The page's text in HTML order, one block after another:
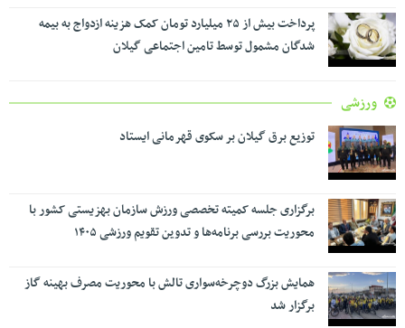
پرداخت بیش از ۲۵ میلیارد تومان کمک هزینه ازدواج به بیمه
شدگان مشمول توسط تامین اجتماعی گیلان
ورزشی
توزیع برق گیلان بر سکوی قهرمانی ایستاد
برگزاری جلسه کمیته تخصصی ورزش سازمان بهزیستی کشور با
محوریت بررسی برنامه‌ها و تدوین تقویم ورزشی ۱۴۰۵
همایش بزرگ دوچرخه‌سواری تالش با محوریت مصرف بهینه گاز
برگزار شد